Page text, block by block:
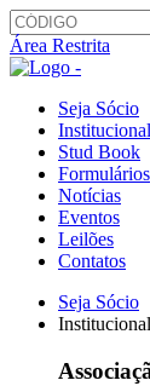
Área Restrita
Seja Sócio
Institucional
Stud Book
Formulários
Notícias
Eventos
Leilões
Contatos
Seja Sócio
Institucional